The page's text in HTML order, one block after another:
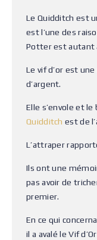
Le Quidditch est
est l’une des
Potter est autant
Le vif d’or est
d’argent.
Elle s’envole et
Quidditch est de
L’attraper
Ils ont une
pas avoir de
premier.
En ce qui
il a avalé le Vif